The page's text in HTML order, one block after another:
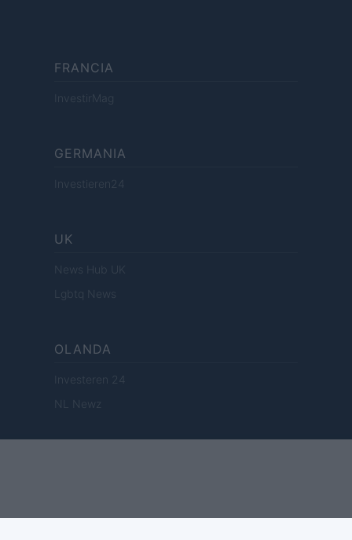
FRANCIA
InvestirMag
GERMANIA
Investieren24
UK
News Hub UK
Lgbtq News
OLANDA
Investeren 24
NL Newz